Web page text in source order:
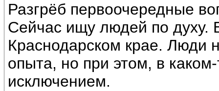
Разгрёб первоочередные
Сейчас ищу людей по духу.
Краснодарском крае. Люди
опыта, но при этом, в
исключением.